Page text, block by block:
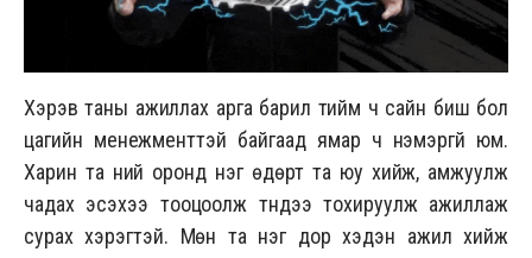
Хэрэв таны ажиллах арга барил тийм ч сайн биш бол
цагийн менежменттэй байгаад ямар ч нэмэргүй юм.
Харин та үүний оронд нэг өдөрт та юу хийж, амжуулж
чадах эсэхээ тооцоолж түүндээ тохируулж ажиллаж
сурах хэрэгтэй. Мөн та нэг дор хэдэн ажил хийж